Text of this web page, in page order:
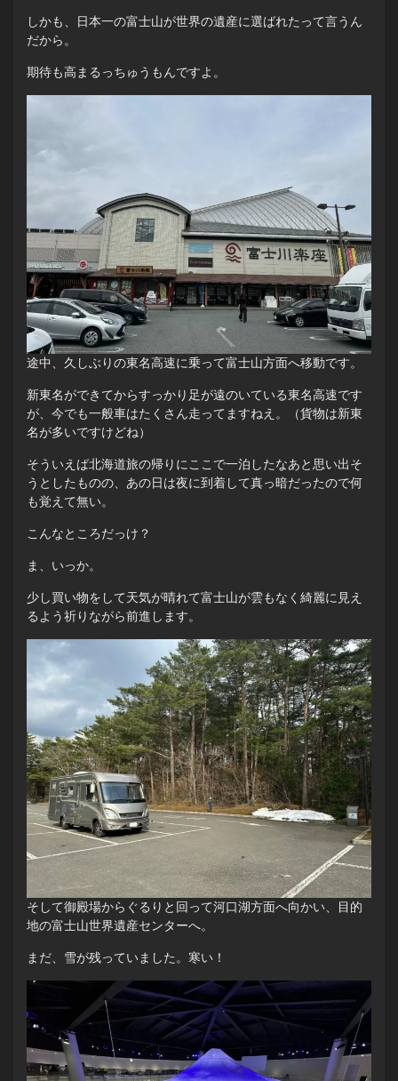
しかも、日本一の富士山が世界の遺産に選ばれたって言うん
だから。
期待も高まるっちゅうもんですよ。
途中、久しぶりの東名高速に乗って富士山方面へ移動です。
新東名ができてからすっかり足が遠のいている東名高速です
が、今でも一般車はたくさん走ってますねえ。（貨物は新東
名が多いですけどね）
そういえば北海道旅の帰りにここで一泊したなあと思い出そ
うとしたものの、あの日は夜に到着して真っ暗だったので何
も覚えて無い。
こんなところだっけ？
ま、いっか。
少し買い物をして天気が晴れて富士山が雲もなく綺麗に見え
るよう祈りながら前進します。
そして御殿場からぐるりと回って河口湖方面へ向かい、目的
地の富士山世界遺産センターへ。
まだ、雪が残っていました。寒い！